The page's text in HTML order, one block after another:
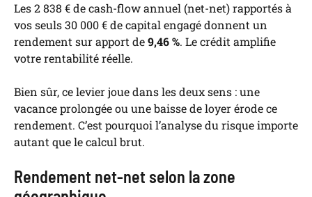
Les 2 838 € de cash-flow annuel (net-net) rapportés à
vos seuls 30 000 € de capital engagé donnent un
rendement sur apport de9,46 %. Le crédit amplifie
votre rentabilité réelle.
Bien sûr, ce levier joue dans les deux sens : une
vacance prolongée ou une baisse de loyer érode ce
rendement. C’est pourquoi l’analyse du risque importe
autant que le calcul brut.
Rendement net-net selon la zone